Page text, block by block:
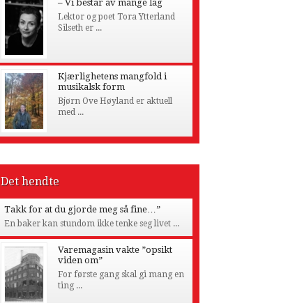
– Vi består av mange lag
Lektor og poet Tora Ytterland
Silseth er ...
Kjærlighetens mangfold i
musikalsk form
Bjørn Ove Høyland er aktuell
med ...
Det hendte
Takk for at du gjorde meg så fine…”
En baker kan stundom ikke tenke seg livet ...
Varemagasin vakte ”opsikt
viden om”
For første gang skal gi mang en
ting ...